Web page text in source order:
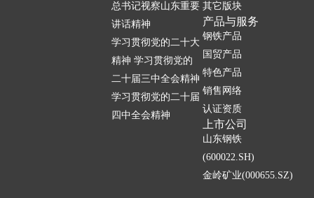
总书记视察山东重要
讲话精神
学习贯彻党的二十大
精神 学习贯彻党的
二十届三中全会精神
学习贯彻党的二十届
四中全会精神
其它版块
产品与服务
钢铁产品
国贸产品
特色产品
销售网络
认证资质
上市公司
山东钢铁
(600022.SH)
金岭矿业(000655.SZ)